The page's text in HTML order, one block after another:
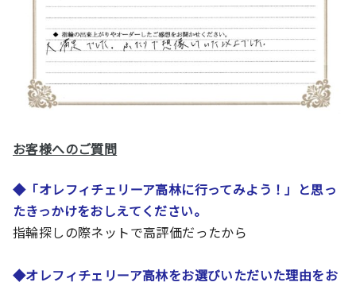
お客様へのご質問
◆「オレフィチェリーア高林に行ってみよう！」と思っ
たきっかけをおしえてください。
指輪探しの際ネットで高評価だったから
◆オレフィチェリーア高林をお選びいただいた理由をお